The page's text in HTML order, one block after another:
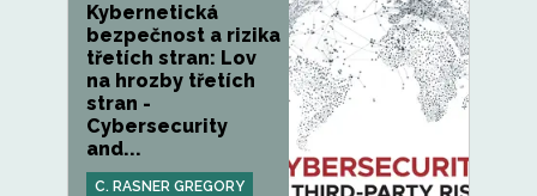
Kybernetická
bezpečnost a rizika
třetích stran: Lov
na hrozby třetích
stran -
Cybersecurity
and...
C. RASNER GREGORY